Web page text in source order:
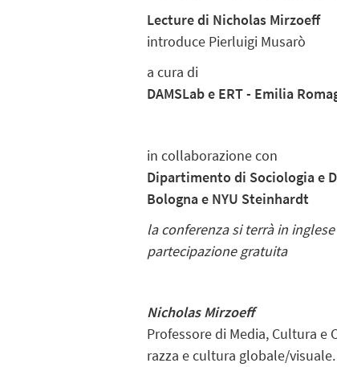
Lecture di Nicholas Mirzoeff
introduce Pierluigi Musarò
a cura di
DAMSLab e ERT - Emilia
in collaborazione con
Dipartimento di Sociologia e
Bologna e NYU Steinhardt
la conferenza si terrà in inglese
partecipazione gratuita
Nicholas Mirzoeff
Professore di Media, Cultura e
razza e cultura globale/